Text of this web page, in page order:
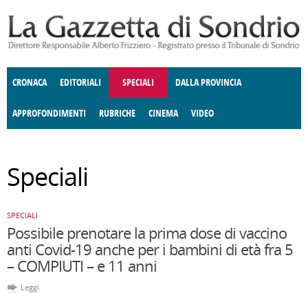
CRONACA EDITORIALI SPECIALI DALLA PROVINCIA
APPROFONDIMENTI
E SPETTACOLI POLITICA
RUBRICHE
DELLE IDEE FATTI DELLO SPIRITO
CINEMA VIDEO
Speciali
SPECIALI
Possibile prenotare la prima dose di vaccino
anti Covid-19 anche per i bambini di età fra 5
– COMPIUTI – e 11 anni
Leggi